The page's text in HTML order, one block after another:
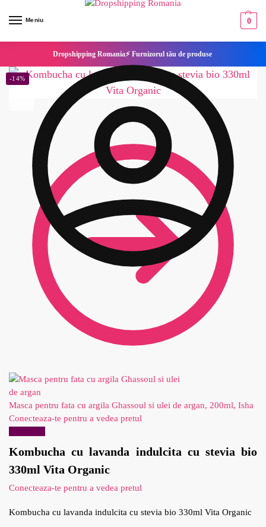
Meniu 0
Dropshipping Romania⚡ Furnizorul tău de produse
Masca pentru fata cu argila Ghassoul si ulei de argan, 200ml, Isha
Conecteaza-te pentru a vedea pretul
Kombucha cu lavanda indulcita cu stevia bio
330ml Vita Organic
Conecteaza-te pentru a vedea pretul
-14%
Kombucha cu lavanda indulcita cu stevia bio 330ml Vita Organic